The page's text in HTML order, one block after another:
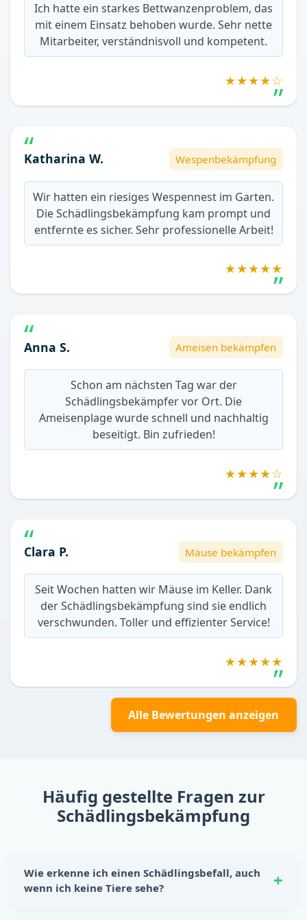
Ich hatte ein starkes Bettwanzenproblem, das
mit einem Einsatz behoben wurde. Sehr nette
Mitarbeiter, verständnisvoll und kompetent.
★★★★☆
Katharina W. Wespenbekämpfung
Wir hatten ein riesiges Wespennest im Garten.
Die Schädlingsbekämpfung kam prompt und
entfernte es sicher. Sehr professionelle Arbeit!
★★★★★
Anna S. Ameisen bekämpfen
Schon am nächsten Tag war der
Schädlingsbekämpfer vor Ort. Die
Ameisenplage wurde schnell und nachhaltig
beseitigt. Bin zufrieden!
★★★★☆
Clara P. Mäuse bekämpfen
Seit Wochen hatten wir Mäuse im Keller. Dank
der Schädlingsbekämpfung sind sie endlich
verschwunden. Toller und effizienter Service!
★★★★★
Alle Bewertungen anzeigen
Häufig gestellte Fragen zur
Schädlingsbekämpfung
Wie erkenne ich einen Schädlingsbefall, auch
wenn ich keine Tiere sehe?